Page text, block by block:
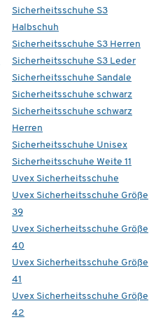
Sicherheitsschuhe S3
Halbschuh
Sicherheitsschuhe S3 Herren
Sicherheitsschuhe S3 Leder
Sicherheitsschuhe Sandale
Sicherheitsschuhe schwarz
Sicherheitsschuhe schwarz
Herren
Sicherheitsschuhe Unisex
Sicherheitsschuhe Weite 11
Uvex Sicherheitsschuhe
Uvex Sicherheitsschuhe Größe
39
Uvex Sicherheitsschuhe Größe
40
Uvex Sicherheitsschuhe Größe
41
Uvex Sicherheitsschuhe Größe
42